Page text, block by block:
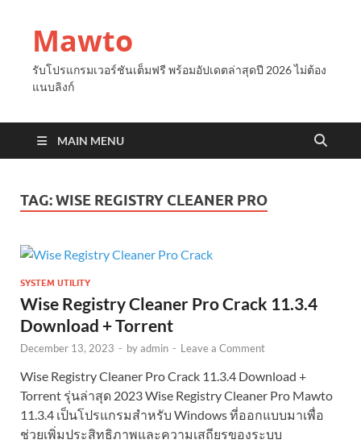
Mawto
รับโปรแกรมเวอร์ชันเต็มฟรี พร้อมอัปเดตล่าสุดปี 2026 ไม่ต้อง
แนบลิงก์
MAIN MENU
TAG:WISE REGISTRY CLEANER PRO
SYSTEM UTILITY
Wise Registry Cleaner Pro Crack 11.3.4
Download + Torrent
December 13, 2023 - byadmin - Leave a Comment
Wise Registry Cleaner Pro Crack 11.3.4 Download +
Torrent รุ่นล่าสุด 2023 Wise Registry Cleaner Pro Mawto
11.3.4 เป็นโปรแกรมสำหรับ Windows ที่ออกแบบมาเพื่อ
ช่วยเพิ่มประสิทธิภาพและความเสถียรของระบบ